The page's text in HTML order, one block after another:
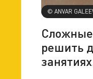
© ANVAR
решить